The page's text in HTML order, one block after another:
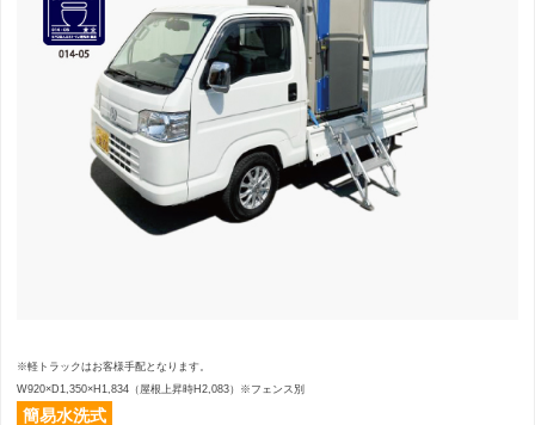
※軽トラックはお客様手配となります。
W920×D1,350×H1,834（屋根上昇時H2,083）※フェンス別
簡易⽔洗式